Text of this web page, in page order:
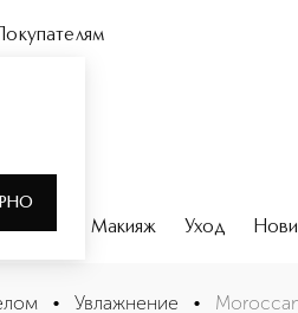
Покупателям
Макияж Уход
для тела с ароматом
• Увлажнение •